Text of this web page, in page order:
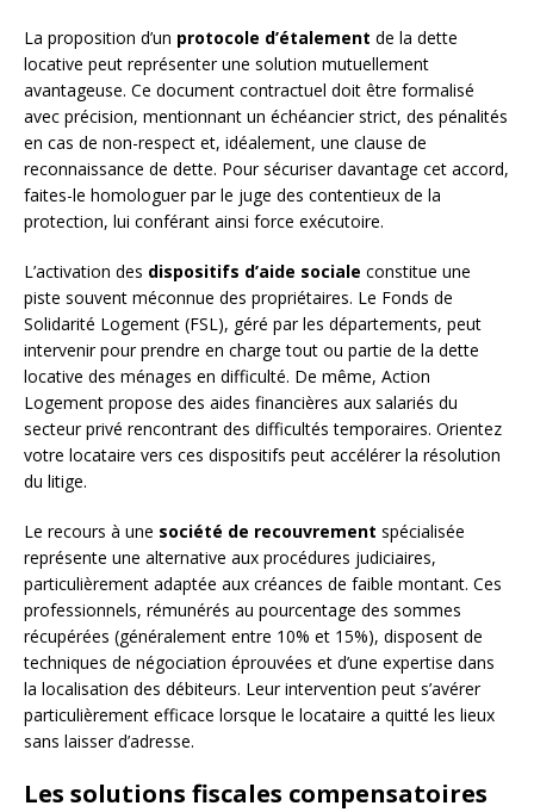
La proposition d’un protocole d’étalement de la dette
locative peut représenter une solution mutuellement
avantageuse. Ce document contractuel doit être formalisé
avec précision, mentionnant un échéancier strict, des pénalités
en cas de non-respect et, idéalement, une clause de
reconnaissance de dette. Pour sécuriser davantage cet accord,
faites-le homologuer par le juge des contentieux de la
protection, lui conférant ainsi force exécutoire.
L’activation des dispositifs d’aide sociale constitue une
piste souvent méconnue des propriétaires. Le Fonds de
Solidarité Logement (FSL), géré par les départements, peut
intervenir pour prendre en charge tout ou partie de la dette
locative des ménages en difficulté. De même, Action
Logement propose des aides financières aux salariés du
secteur privé rencontrant des difficultés temporaires. Orientez
votre locataire vers ces dispositifs peut accélérer la résolution
du litige.
Le recours à une société de recouvrement spécialisée
représente une alternative aux procédures judiciaires,
particulièrement adaptée aux créances de faible montant. Ces
professionnels, rémunérés au pourcentage des sommes
récupérées (généralement entre 10% et 15%), disposent de
techniques de négociation éprouvées et d’une expertise dans
la localisation des débiteurs. Leur intervention peut s’avérer
particulièrement efficace lorsque le locataire a quitté les lieux
sans laisser d’adresse.
Les solutions fiscales compensatoires